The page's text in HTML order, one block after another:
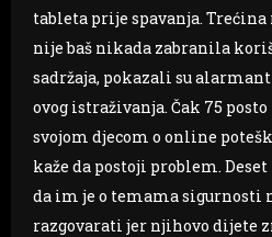
tableta prije spavanja.
nije baš nikada zabranila
sadržaja, pokazali su
ovog istraživanja. Čak 75
svojom djecom o online
kaže da postoji problem.
da im je o temama sigurnosti
razgovarati jer njihovo dijete